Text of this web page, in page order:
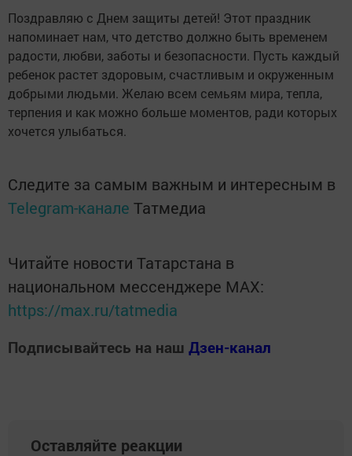
Поздравляю с Днем защиты детей! Этот праздник
напоминает нам, что детство должно быть временем
радости, любви, заботы и безопасности. Пусть каждый
ребенок растет здоровым, счастливым и окруженным
добрыми людьми. Желаю всем семьям мира, тепла,
терпения и как можно больше моментов, ради которых
хочется улыбаться.
Следите за самым важным и интересным в
Telegram-канале Татмедиа
Читайте новости Татарстана в
национальном мессенджере MАХ:
https://max.ru/tatmedia
Подписывайтесь на наш Дзен-канал
Оставляйте реакции